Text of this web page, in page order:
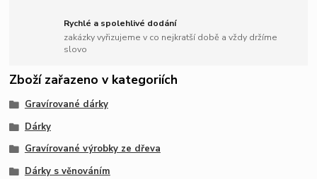
Rychlé a spolehlivé dodání
zakázky vyřizujeme v co nejkratší době a vždy držíme
slovo
Zboží zařazeno v kategoriích
Gravírované dárky
Dárky
Gravírované výrobky ze dřeva
Dárky s věnováním